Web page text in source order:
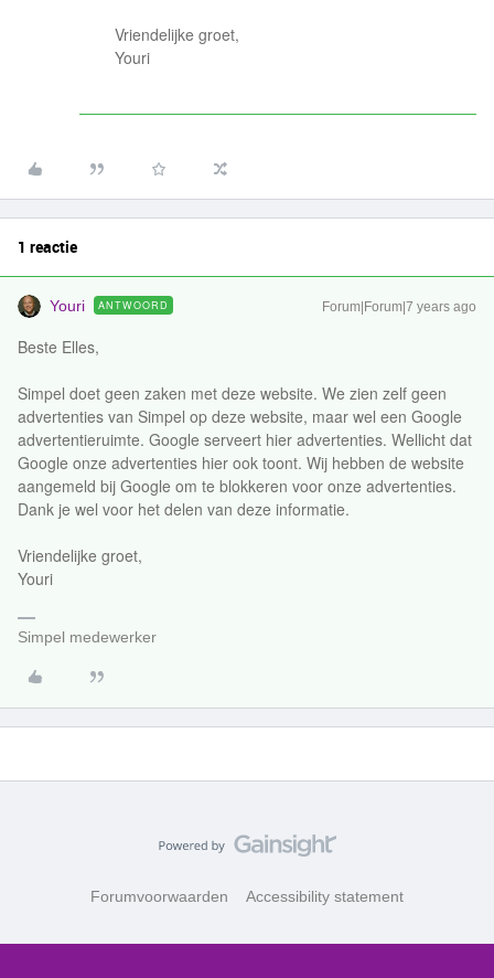
Vriendelijke groet,
Youri
1 reactie
Youri ANTWOORD Forum|Forum|7 years ago
Beste Elles,
Simpel doet geen zaken met deze website. We zien zelf geen
advertenties van Simpel op deze website, maar wel een Google
advertentieruimte. Google serveert hier advertenties. Wellicht dat
Google onze advertenties hier ook toont. Wij hebben de website
aangemeld bij Google om te blokkeren voor onze advertenties.
Dank je wel voor het delen van deze informatie.
Vriendelijke groet,
Youri
Simpel medewerker
Forumvoorwaarden Accessibility statement